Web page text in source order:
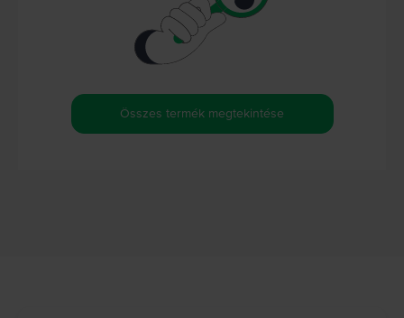
Összes termék megtekintése